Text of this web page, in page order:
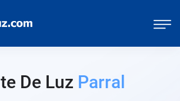
De Luz Parral